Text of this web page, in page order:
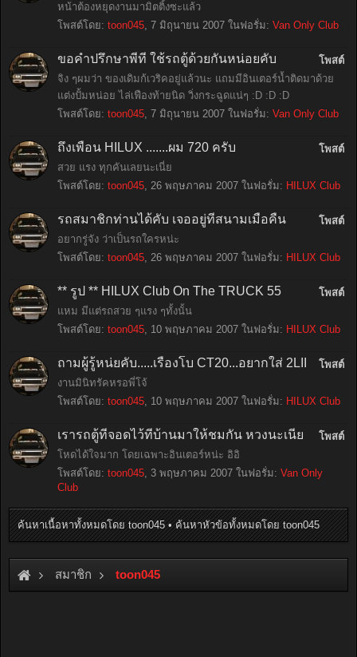
หน้าต้องหยุดงานมามิตติ้งซะแล้ว
โพสต์โดย: toon045, 7 มิถุนายน 2007 ในฟอรั่ม: Van Only Club
โพสต์
ขอคำปรึกษาพี่ที่ ใช้รถตู้ด้วยกันหน่อยคับ
จิง ๆผมว่า ของเดิมก้เวริคอยู่แล้วนะ แถมมีอินเตอร์น้ำติดมาด้วย
แต่งปั้มหน่อย ไล่เฟืองท้ายนิด วิ่งกระฉูดแน่ๆ :D :D :D
โพสต์โดย: toon045, 7 มิถุนายน 2007 ในฟอรั่ม: Van Only Club
โพสต์
ถึงเพื่อน HILUX .......ผม 720 ครับ
สวย แรง ทุกคันเลยนะเนี่ย
โพสต์โดย: toon045, 26 พฤษภาคม 2007 ในฟอรั่ม: HILUX Club
โพสต์
รถสมาชิกท่านได้คับ เจออยู่ที่สนามเมื่อคืน
อยากรู่จัง ว่าเป็นรถใครหน่ะ
โพสต์โดย: toon045, 26 พฤษภาคม 2007 ในฟอรั่ม: HILUX Club
โพสต์
** รูป ** HILUX Club On The TRUCK 55
แหม มีแต่รถสวย ๆแรง ๆทั้งนั้น
โพสต์โดย: toon045, 10 พฤษภาคม 2007 ในฟอรั่ม: HILUX Club
โพสต์
ถามผู้รู้หน่ยคับ.....เรื่องโบ CT20...อยากใส่ 2LII
งานมินิทรัคหรอพี่โจ้
โพสต์โดย: toon045, 10 พฤษภาคม 2007 ในฟอรั่ม: HILUX Club
โพสต์
เรารถตู้ที่จอดไว้ที่บ้านมาให้ชมกัน หวงนะเนี่ย
โหดได้ใจมาก โดยเฉพาะอินเตอร์หน่ะ อิอิ
โพสต์โดย: toon045, 3 พฤษภาคม 2007 ในฟอรั่ม: Van Only
Club
ค้นหาเนื้อหาทั้งหมดโดย toon045 ค้นหาหัวข้อทั้งหมดโดย toon045
สมาชิก toon045